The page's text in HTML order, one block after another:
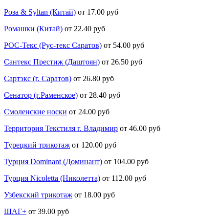
Роза & Syltan (Китай) от 17.00 руб
Ромашки (Китай) от 22.40 руб
РОС-Текс (Рус-текс Саратов) от 54.00 руб
Сантекс Престиж (Даштоян) от 26.50 руб
Сартэкс (г. Саратов) от 26.80 руб
Сенатор (г.Раменское) от 28.40 руб
Смоленские носки от 24.00 руб
Территория Текстиля г. Владимир от 46.00 руб
Турецкий трикотаж от 120.00 руб
Турция Dominant (Доминант) от 104.00 руб
Турция Nicoletta (Николетта) от 112.00 руб
Узбекский трикотаж от 18.00 руб
ШАГ+ от 39.00 руб